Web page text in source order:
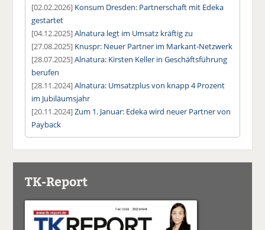
[02.02.2026] Konsum Dresden: Partnerschaft mit Edeka
gestartet
[04.12.2025]Alnatura legt im Umsatz kräftig zu
[27.08.2025] Knuspr: Neuer Partner im Markant-Netzwerk
[28.07.2025]Alnatura: Kirsten Keller in Geschäftsführung
berufen
[28.11.2024]Alnatura: Umsatzplus von knapp 4 Prozent
im Jubiläumsjahr
[20.11.2024]Zum 1. Januar: Edeka wird neuer Partner von
Payback
TK-Report